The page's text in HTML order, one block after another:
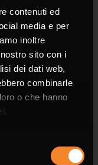
contenuti ed
media e per
inoltre
sito con i
dei dati web,
combinarle
o che hanno